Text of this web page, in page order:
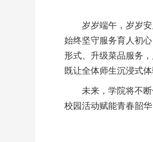
岁岁端午，岁岁
始终坚守服务育人初
形式、升级菜品服务
既让全体师生沉浸式
未来，学院将不
校园活动赋能青春韶